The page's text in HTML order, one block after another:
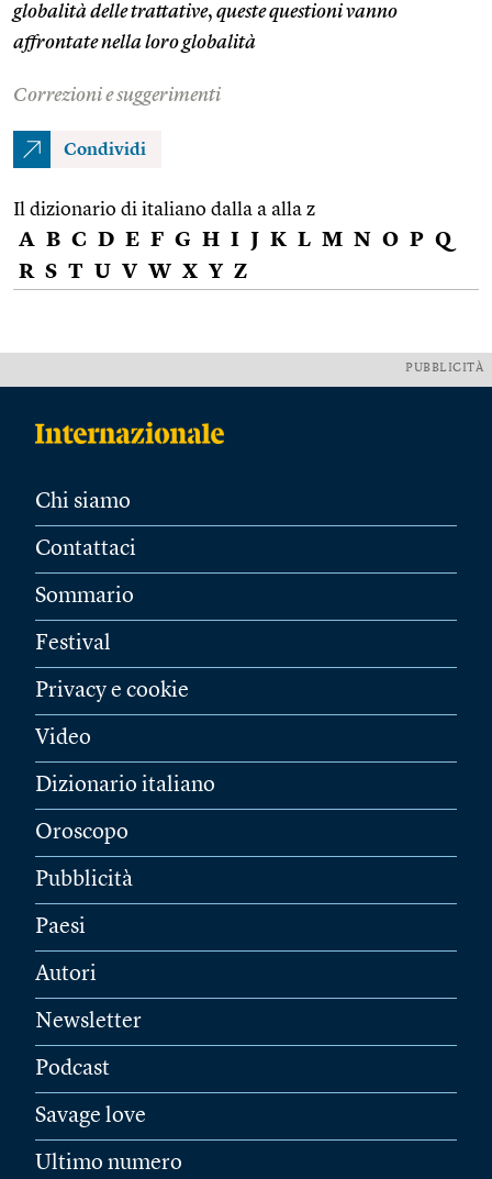
globalità delle trattative, queste questioni vanno
affrontate nella loro globalità
Correzioni e suggerimenti
Condividi
Il dizionario di italiano dalla a alla z
A B C D E F G H I J K L M N O P Q
R S T U V W X Y Z
PUBBLICITÀ
Chi siamo
Contattaci
Sommario
Festival
Privacy e cookie
Video
Dizionario italiano
Oroscopo
Pubblicità
Paesi
Autori
Newsletter
Podcast
Savage love
Ultimo numero